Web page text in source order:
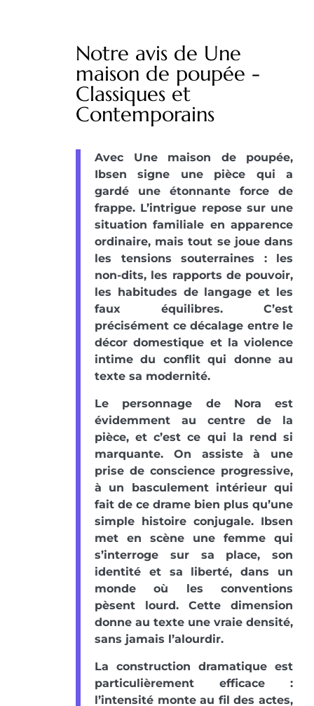
Notre avis de Une
maison de poupée -
Classiques et
Contemporains
Avec Une maison de poupée,
Ibsen signe une pièce qui a
gardé une étonnante force de
frappe. L’intrigue repose sur une
situation familiale en apparence
ordinaire, mais tout se joue dans
les tensions souterraines : les
non-dits, les rapports de pouvoir,
les habitudes de langage et les
faux équilibres. C’est
précisément ce décalage entre le
décor domestique et la violence
intime du conflit qui donne au
texte sa modernité.
Le personnage de Nora est
évidemment au centre de la
pièce, et c’est ce qui la rend si
marquante. On assiste à une
prise de conscience progressive,
à un basculement intérieur qui
fait de ce drame bien plus qu’une
simple histoire conjugale. Ibsen
met en scène une femme qui
s’interroge sur sa place, son
identité et sa liberté, dans un
monde où les conventions
pèsent lourd. Cette dimension
donne au texte une vraie densité,
sans jamais l’alourdir.
La construction dramatique est
particulièrement efficace :
l’intensité monte au fil des actes,